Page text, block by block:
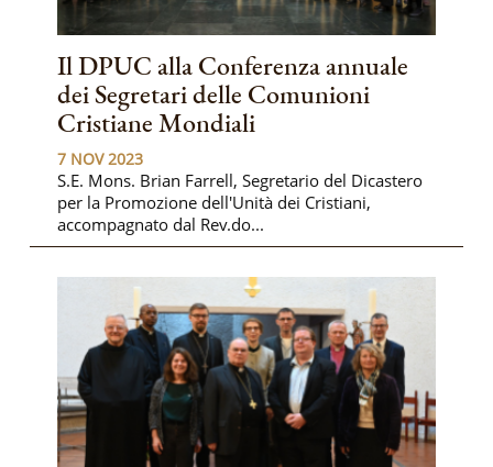
Il DPUC alla Conferenza annuale
dei Segretari delle Comunioni
Cristiane Mondiali
7 NOV 2023
S.E. Mons. Brian Farrell, Segretario del Dicastero
per la Promozione dell'Unità dei Cristiani,
accompagnato dal Rev.do...